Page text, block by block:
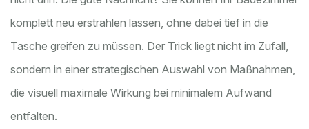
komplett neu erstrahlen lassen, ohne dabei tief in die
Tasche greifen zu müssen. Der Trick liegt nicht im Zufall,
sondern in einer strategischen Auswahl von Maßnahmen,
die visuell maximale Wirkung bei minimalem Aufwand
entfalten.